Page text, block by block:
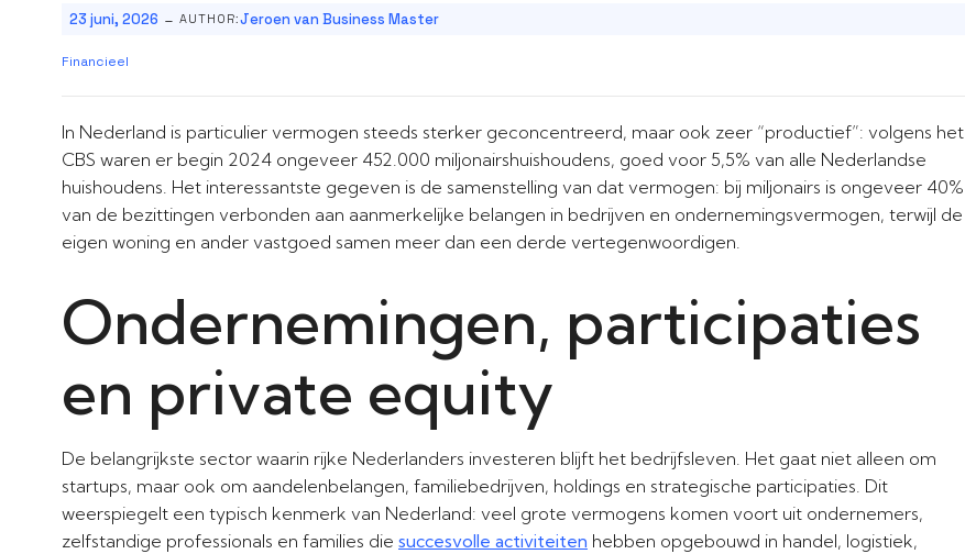
23 juni, 2026 - AUTHOR:Jeroen van Business Master
Financieel
In Nederland is particulier vermogen steeds sterker geconcentreerd, maar ook zeer “productief”: volgens het
CBS waren er begin 2024 ongeveer 452.000 miljonairshuishoudens, goed voor 5,5% van alle Nederlandse
huishoudens. Het interessantste gegeven is de samenstelling van dat vermogen: bij miljonairs is ongeveer 40%
van de bezittingen verbonden aan aanmerkelijke belangen in bedrijven en ondernemingsvermogen, terwijl de
eigen woning en ander vastgoed samen meer dan een derde vertegenwoordigen.
Ondernemingen, participaties
en private equity
De belangrijkste sector waarin rijke Nederlanders investeren blijft het bedrijfsleven. Het gaat niet alleen om
startups, maar ook om aandelenbelangen, familiebedrijven, holdings en strategische participaties. Dit
weerspiegelt een typisch kenmerk van Nederland: veel grote vermogens komen voort uit ondernemers,
zelfstandige professionals en families die succesvolle activiteiten hebben opgebouwd in handel, logistiek,